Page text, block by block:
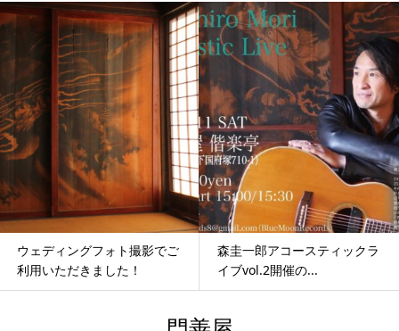
ウェディングフォト撮影でご
利用いただきました！
森圭一郎アコースティックラ
イブvol.2開催の...